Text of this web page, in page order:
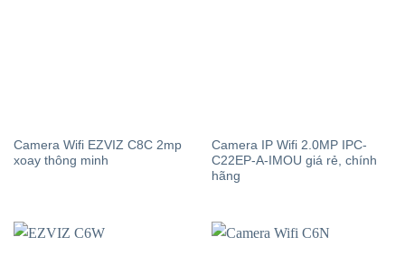
Camera Wifi EZVIZ C8C 2mp
xoay thông minh
Camera IP Wifi 2.0MP IPC-
C22EP-A-IMOU giá rẻ, chính
hãng